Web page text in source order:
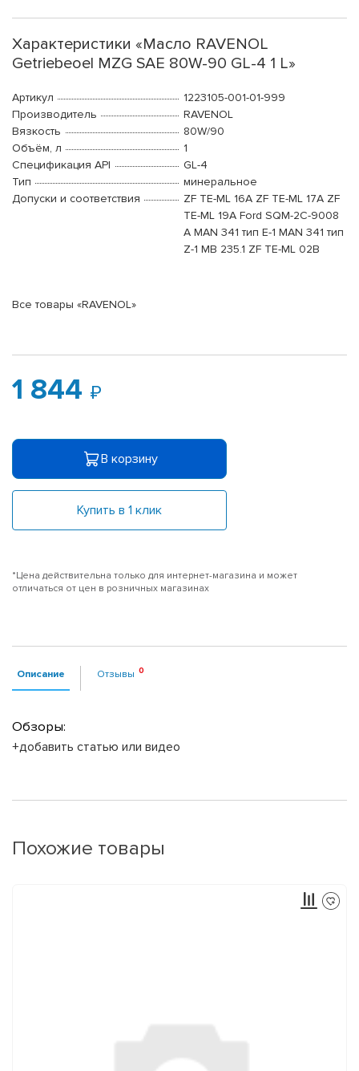
Характеристики «Масло RAVENOL
Getriebeoel MZG SAE 80W-90 GL-4 1 L»
Артикул
1223105-001-01-999
Производитель
RAVENOL
Вязкость
80W/90
Объём, л
1
Спецификация API
GL-4
Тип
минеральное
Допуски и соответствия
ZF TE-ML 16A ZF TE-ML 17A ZF
TE-ML 19A Ford SQM-2C-9008
A MAN 341 тип E-1 MAN 341 тип
Z-1 MB 235.1 ZF TE-ML 02B
Все товары «RAVENOL»
1 844
В корзину
Купить в 1 клик
*Цена действительна только для интернет-магазина и может
отличаться от цен в розничных магазинах
Описание Отзывы
Обзоры:
+добавить статью или видео
Похожие товары